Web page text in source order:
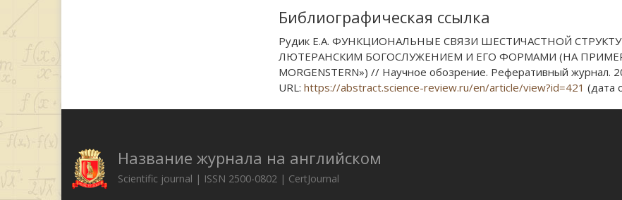
Библиографическая ссылка
Рудик Е.А. ФУНКЦИОНАЛЬНЫЕ СВЯЗИ ШЕСТИЧАСТНОЙ
ЛЮТЕРАНСКИМ БОГОСЛУЖЕНИЕМ И ЕГО ФОРМАМИ (НА ПРИМЕРЕ
MORGENSTERN») // Научное обозрение. Реферативный журнал.
URL: https://abstract.science-review.ru/en/article/view?id=421 (дата
Название журнала на английском
Scientific journal | ISSN 2500-0802 | CertJournal